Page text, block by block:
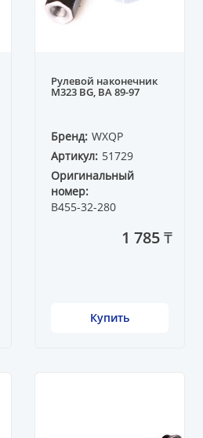
Рулевой наконечник
M323 BG, BA 89-97
Бренд: WXQP
Артикул: 51729
Оригинальный
номер:
B455-32-280
1 785 ₸
Купить